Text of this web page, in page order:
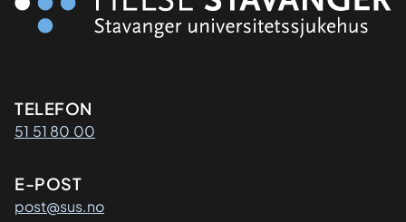
Kontaktinformasjon
TELEFON
51 51 80 00
E-POST
post@sus.no